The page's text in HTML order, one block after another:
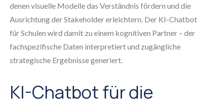
denen visuelle Modelle das Verständnis fördern und die
Ausrichtung der Stakeholder erleichtern. Der KI-Chatbot
für Schulen wird damit zu einem kognitiven Partner – der
fachspezifische Daten interpretiert und zugängliche
strategische Ergebnisse generiert.
KI-Chatbot für die